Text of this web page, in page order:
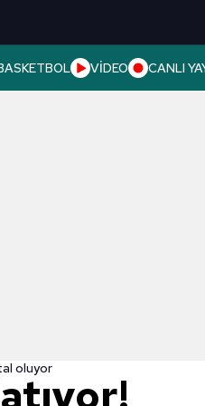
VİDEO CANLI
oluyor